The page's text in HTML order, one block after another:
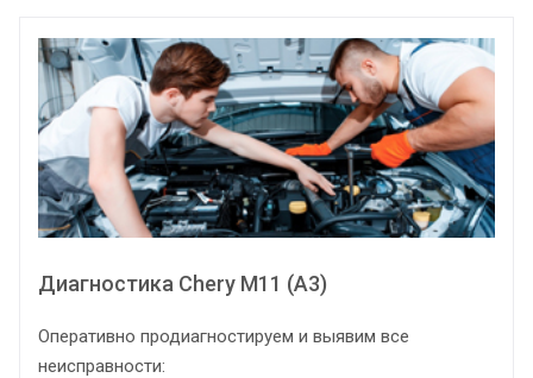
Диагностика Chery M11 (A3)
Оперативно продиагностируем и выявим все
неисправности: